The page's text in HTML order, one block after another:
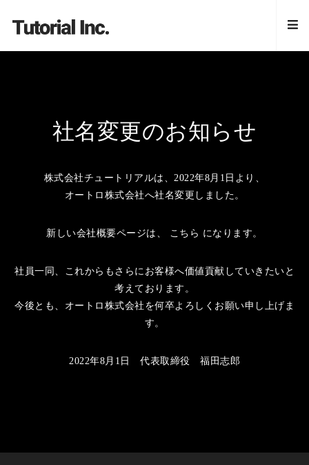
社名変更のお知らせ
株式会社チュートリアルは、2022年8月1日より、
オートロ株式会社へ社名変更しました。
新しい会社概要ページは、 こちら になります。
社員一同、これからもさらにお客様へ価値貢献していきたいと
考えております。
今後とも、オートロ株式会社を何卒よろしくお願い申し上げま
す。
2022年8月1日 代表取締役 福田志郎